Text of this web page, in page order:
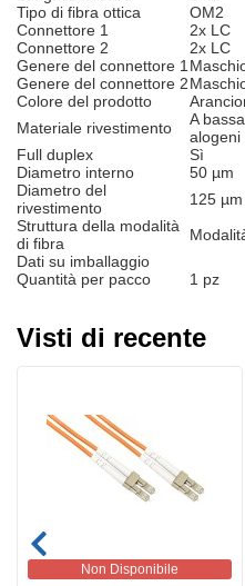
Tipo di fibra ottica
OM2
Connettore 1
2x LC
Connettore 2
2x LC
Genere del connettore 1
Genere del connettore 2
Colore del prodotto
Materiale rivestimento
A
alogeni
Full duplex
Sì
Diametro interno
50 µm
Diametro del
rivestimento
125 µm
Struttura della modalità
di fibra
Dati su imballaggio
Quantità per pacco
1 pz
Visti di recente
Non Disponibile